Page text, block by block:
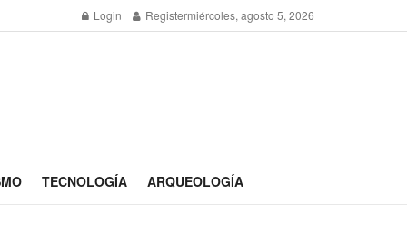
Login Registermiércoles, agosto 5, 2026
TECNOLOGÍA ARQUEOLOGÍA